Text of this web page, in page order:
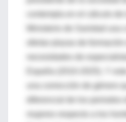
España (2010-2025). Y